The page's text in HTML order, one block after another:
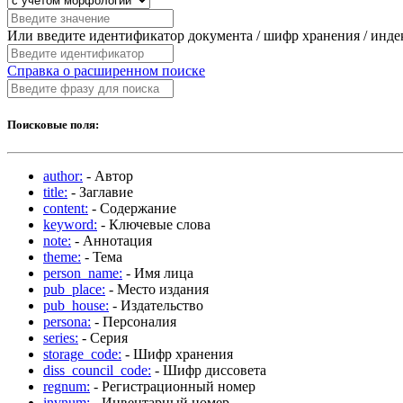
Или введите идентификатор документа / шифр хранения /
Справка о расширенном поиске
Поисковые поля:
author: - Автор
title: - Заглавие
content: - Содержание
keyword: - Ключевые слова
note: - Аннотация
theme: - Тема
person_name: - Имя лица
pub_place: - Место издания
pub_house: - Издательство
persona: - Персоналия
series: - Серия
storage_code: - Шифр хранения
diss_council_code: - Шифр диссовета
regnum: - Регистрационный номер